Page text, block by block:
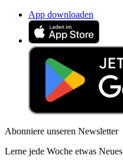
App downloaden
Abonniere unseren Newsletter
Lerne jede Woche etwas Neues